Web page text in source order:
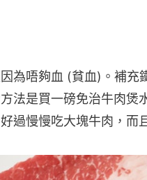
為唔夠血 (貧血)。補充
法是買一磅免治牛肉煲
過慢慢吃大塊牛肉，而